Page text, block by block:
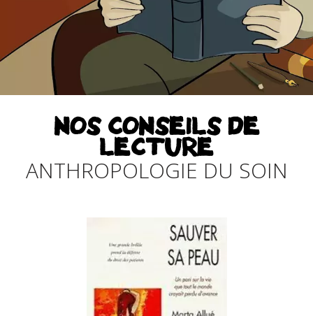
NOS CONSEILS DE
LECTURE
ANTHROPOLOGIE DU SOIN